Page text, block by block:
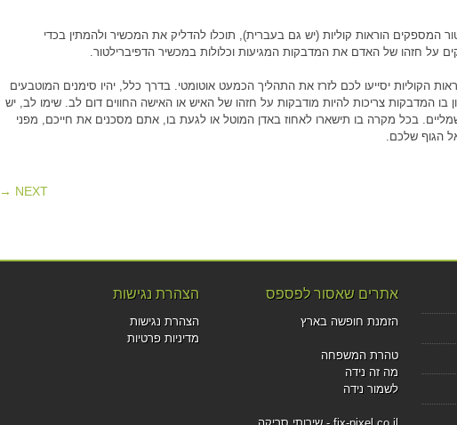
הוראות קוליות (יש גם בעברית), תוכלו להדליק את המכשיר ולהמתין בכדי
על חזהו של האדם את המדבקות המגיעות וכלולות במכשיר הדפיברילטור.
הקוליות יסייעו לכם לזרז את התהליך הכמעט אוטומטי. בדרך כלל, יהיו סימנים המוטבעים
בו המדבקות צריכות להיות מודבקות על חזהו של האיש או האישה החווים דום לב. שימו לב, יש
בכל מקרה בו תישארו לאחוז באדן המוטל או לגעת בו, אתם מסכנים את חייכם, מפני
הגוף שלכם.
NEXT →
הצהרת נגישות
הצהרת נגישות
מדיניות פרטיות
אתרים שאסור לפספס
הזמנת חופשה בארץ
טהרת המשפחה
מה זה נידה
לשמור נידה